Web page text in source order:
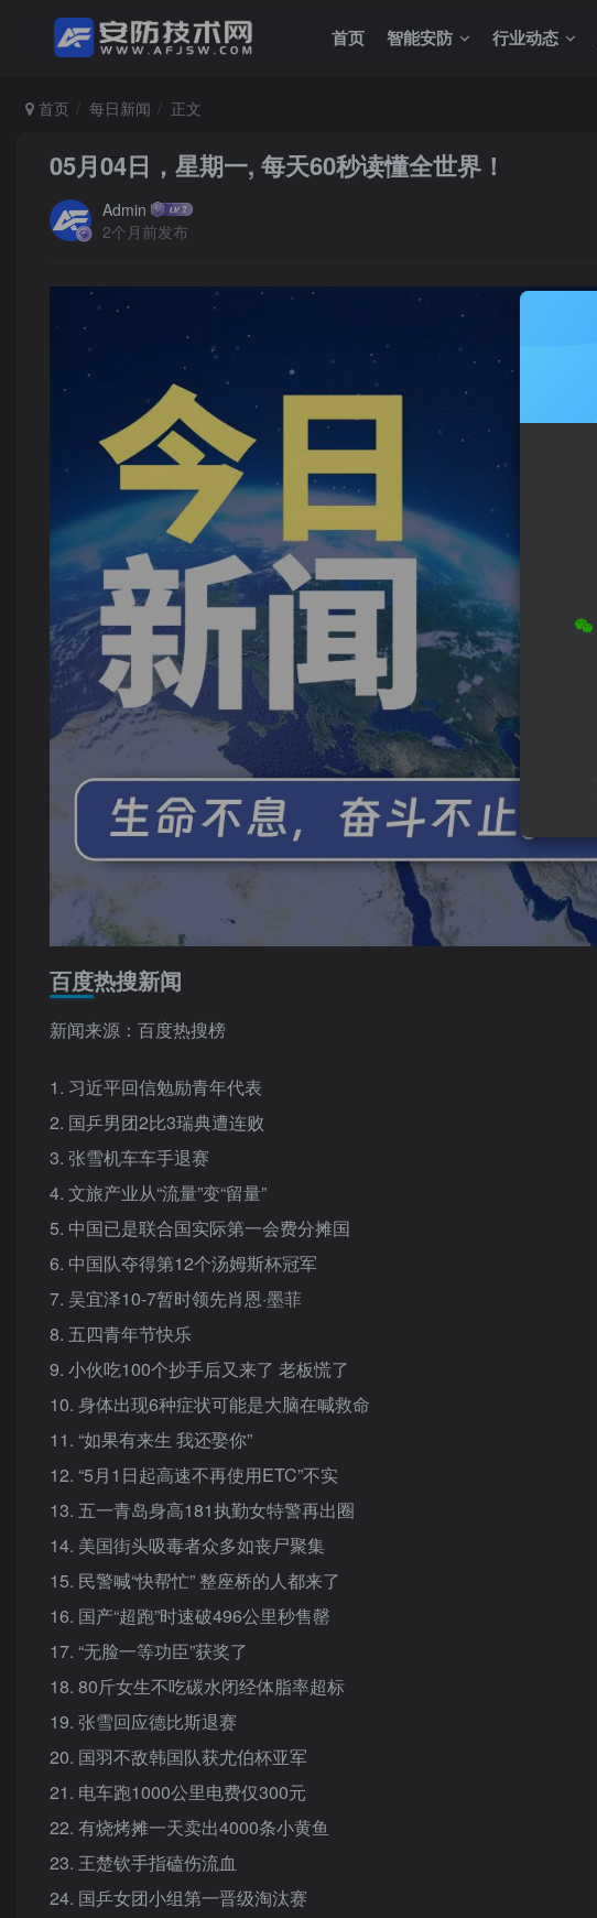
首页 智能安防 行业动态
首页 每日新闻 正文
05月04日，星期一, 每天60秒读懂全世界！
Admin
2个月前发布
百度热搜新闻
新闻来源：百度热搜榜
1. 习近平回信勉励青年代表
2. 国乒男团2比3瑞典遭连败
3. 张雪机车车手退赛
4. 文旅产业从“流量”变“留量”
5. 中国已是联合国实际第一会费分摊国
6. 中国队夺得第12个汤姆斯杯冠军
7. 吴宜泽10-7暂时领先肖恩·墨菲
8. 五四青年节快乐
9. 小伙吃100个抄手后又来了 老板慌了
10. 身体出现6种症状可能是大脑在喊救命
11. “如果有来生 我还娶你”
12. “5月1日起高速不再使用ETC”不实
13. 五一青岛身高181执勤女特警再出圈
14. 美国街头吸毒者众多如丧尸聚集
15. 民警喊“快帮忙” 整座桥的人都来了
16. 国产“超跑”时速破496公里秒售罄
17. “无脸一等功臣”获奖了
18. 80斤女生不吃碳水闭经体脂率超标
19. 张雪回应德比斯退赛
20. 国羽不敌韩国队获尤伯杯亚军
21. 电车跑1000公里电费仅300元
22. 有烧烤摊一天卖出4000条小黄鱼
23. 王楚钦手指磕伤流血
24. 国乒女团小组第一晋级淘汰赛